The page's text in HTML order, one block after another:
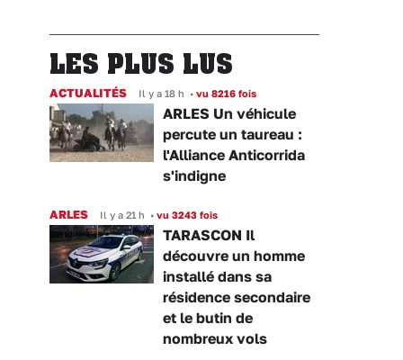
LES PLUS LUS
ACTUALITÉS Il y a 18 h • vu 8216 fois
ARLES Un véhicule
percute un taureau :
l'Alliance Anticorrida
s'indigne
ARLES Il y a 21 h • vu 3243 fois
TARASCON Il
découvre un homme
installé dans sa
résidence secondaire
et le butin de
nombreux vols